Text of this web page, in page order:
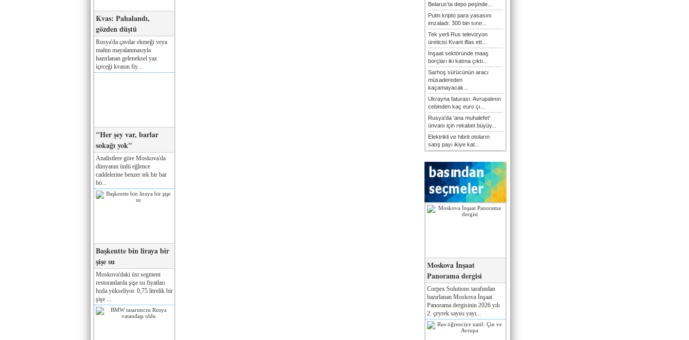
Kvas: Pahalandı,
gözden düştü
Rusya'da çavdar ekmeği veya
maltın mayalanmasıyla
hazırlanan geleneksel yaz
içeceği kvasın fiy...
"Her şey var, barlar
sokağı yok"
Analistlere göre Moskova'da
dünyanın ünlü eğlence
caddelerine benzer tek bir bar
bö...
Başkentte bin liraya bir
şişe su
Moskova'daki üst segment
restoranlarda şişe su fiyatları
hızla yükseliyor. 0,75 litrelik bir
şişe ...
Belarus'ta depo peşinde...
Putin kripto para yasasını
imzaladı: 300 bin sınır...
Tek yerli Rus televizyon
üreticisi Kvant iflas ett...
İnşaat sektöründe maaş
borçları iki katına çıktı...
Sarhoş sürücünün aracı
müsadereden
kaçamayacak...
Ukrayna faturası: Avrupalının
cebinden kaç euro çı...
Rusya'da 'ana muhalefet'
ünvanı için rekabet büyüy...
Elektrikli ve hibrit otoların
satış payı ikiye kat...
Moskova İnşaat
Panorama dergisi
Corpex Solutions tarafından
hazırlanan Moskova İnşaat
Panorama dergisinin 2026 yılı
2. çeyrek sayısı yayı...